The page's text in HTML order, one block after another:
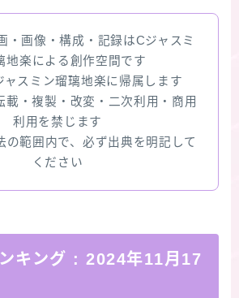
・画像・構成・記録はCジャスミ
地楽による創作空間です
ャスミン瑠璃地楽に帰属します
載・複製・改変・二次利用・商用
利用を禁じます
の範囲内で、必ず出典を明記して
ください
キング : 2024年11月17